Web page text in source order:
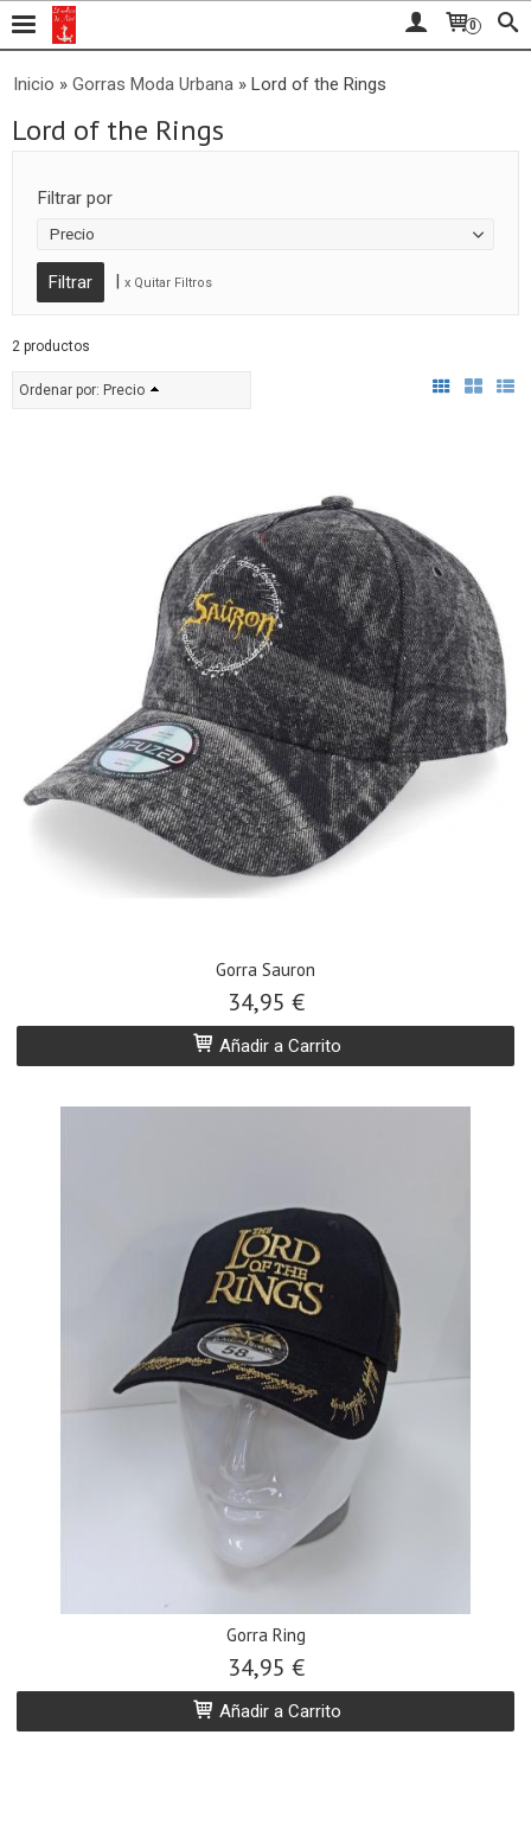
0
Inicio » Gorras Moda Urbana » Lord of the Rings
Lord of the Rings
Filtrar por
Precio
| x Quitar Filtros
2 productos
Ordenar por: Precio
Gorra Sauron
34,95 €
Añadir a Carrito
Gorra Ring
34,95 €
Añadir a Carrito